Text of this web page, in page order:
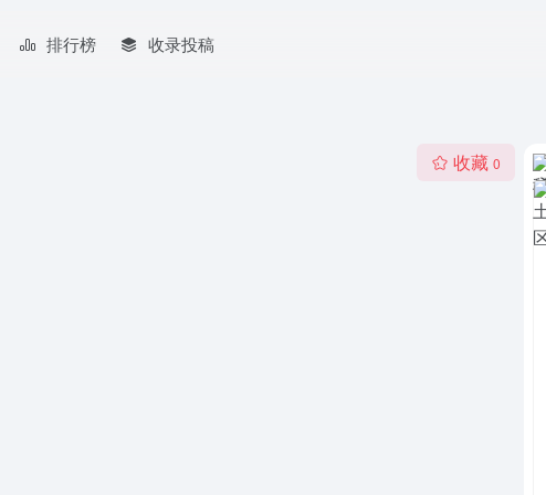
排行榜 收录投稿
收藏 0